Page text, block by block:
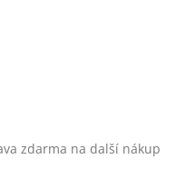
zdarma na další nákup